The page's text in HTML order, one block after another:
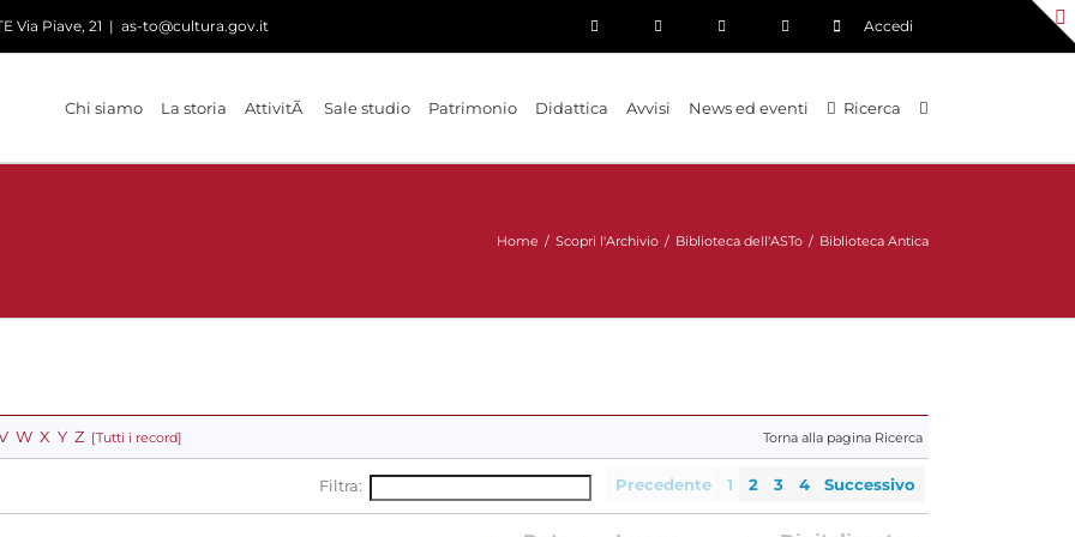
Via Piave, 21 | as-to@cultura.gov.it Accedi
Chi siamo La storia AttivitÃ Sale studio Patrimonio Didattica Avvisi News ed eventi Ricerca
Home / Scopri l'Archivio / Biblioteca dell'ASTo / Biblioteca Antica
W X Y Z [Tutti i record] Torna alla pagina Ricerca
Precedente 1 2 3 4 Successivo
Filtra: